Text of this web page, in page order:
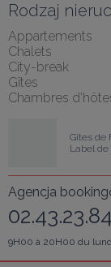
Rodzaj
Appartements
Chalets
City-break
Gîtes
Chambres
Gîtes de
Label de
Agencja
9H00 à 20H00 du